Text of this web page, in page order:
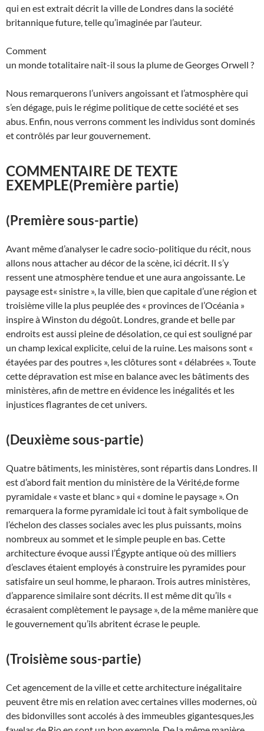
qui en est extrait décrit la ville de Londres dans la société
britannique future, telle qu’imaginée par l’auteur.
Comment
un monde totalitaire naît-il sous la plume de Georges Orwell ?
Nous remarquerons l’univers angoissant et l’atmosphère qui
s’en dégage, puis le régime politique de cette société et ses
abus. Enfin, nous verrons comment les individus sont dominés
et contrôlés par leur gouvernement.
COMMENTAIRE DE TEXTE
EXEMPLE(Première partie)
(Première sous-partie)
Avant même d’analyser le cadre socio-politique du récit, nous
allons nous attacher au décor de la scène, ici décrit. Il s’y
ressent une atmosphère tendue et une aura angoissante. Le
paysage est« sinistre », la ville, bien que capitale d’une région et
troisième ville la plus peuplée des « provinces de l’Océania »
inspire à Winston du dégoût. Londres, grande et belle par
endroits est aussi pleine de désolation, ce qui est souligné par
un champ lexical explicite, celui de la ruine. Les maisons sont «
étayées par des poutres », les clôtures sont « délabrées ». Toute
cette dépravation est mise en balance avec les bâtiments des
ministères, afin de mettre en évidence les inégalités et les
injustices flagrantes de cet univers.
(Deuxième sous-partie)
Quatre bâtiments, les ministères, sont répartis dans Londres. Il
est d’abord fait mention du ministère de la Vérité,de forme
pyramidale « vaste et blanc » qui « domine le paysage ». On
remarquera la forme pyramidale ici tout à fait symbolique de
l’échelon des classes sociales avec les plus puissants, moins
nombreux au sommet et le simple peuple en bas. Cette
architecture évoque aussi l’Égypte antique où des milliers
d’esclaves étaient employés à construire les pyramides pour
satisfaire un seul homme, le pharaon. Trois autres ministères,
d’apparence similaire sont décrits. Il est même dit qu’ils «
écrasaient complètement le paysage », de la même manière que
le gouvernement qu’ils abritent écrase le peuple.
(Troisième sous-partie)
Cet agencement de la ville et cette architecture inégalitaire
peuvent être mis en relation avec certaines villes modernes, où
des bidonvilles sont accolés à des immeubles gigantesques,les